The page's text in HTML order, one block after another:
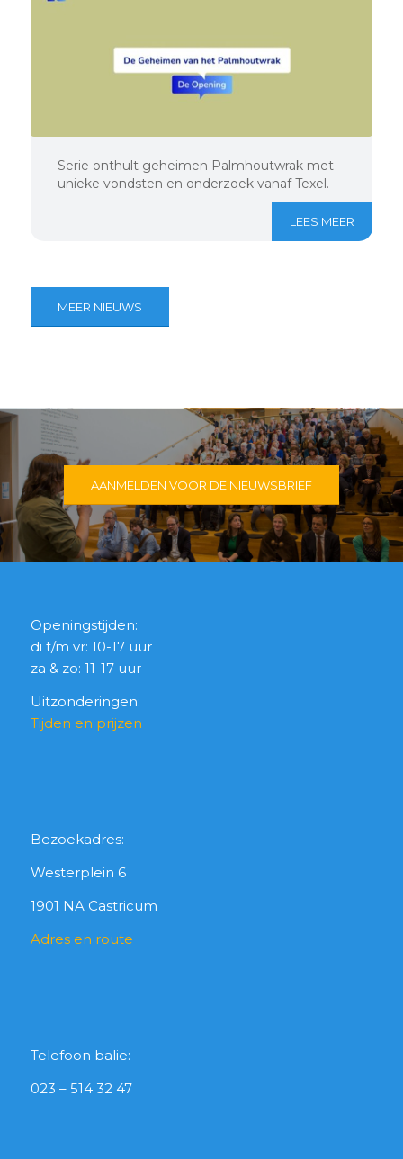
Serie onthult geheimen Palmhoutwrak met
unieke vondsten en onderzoek vanaf Texel.
LEES MEER
MEER NIEUWS
AANMELDEN VOOR DE NIEUWSBRIEF
Openingstijden:
di t/m vr: 10-17 uur
za & zo: 11-17 uur
Uitzonderingen:
Tijden en prijzen
Bezoekadres:
Westerplein 6
1901 NA Castricum
Adres en route
Telefoon balie:
023 – 514 32 47